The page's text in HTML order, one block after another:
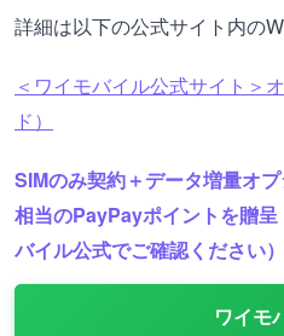
詳細は以下の公式サイト内の
＜ワイモバイル公式サイト＞
ド）
SIMのみ契約＋データ増量オ
相当のPayPayポイントを贈
バイル公式でご確認ください）
ワイモ